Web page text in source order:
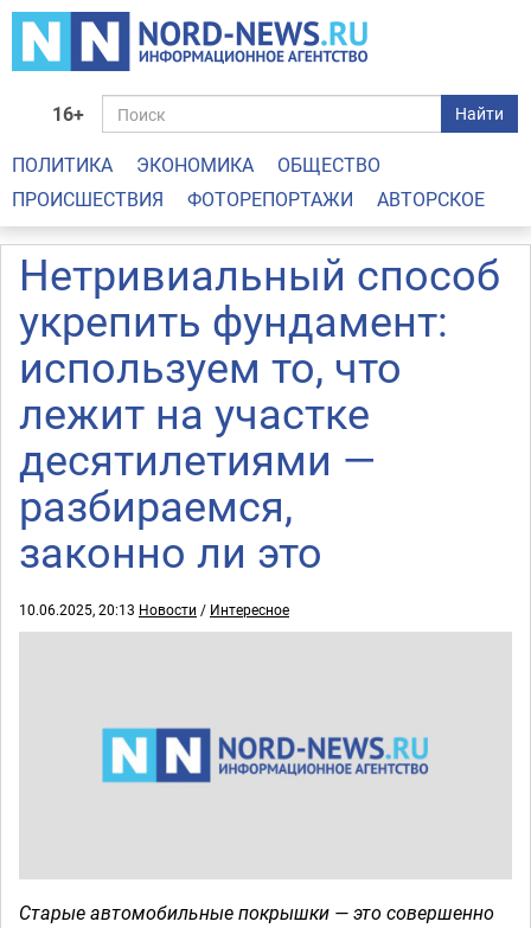
16+ Найти
ПОЛИТИКА ЭКОНОМИКА
ОБЩЕСТВО
ПРОИСШЕСТВИЯ
ФОТОРЕПОРТАЖИ АВТОРСКОЕ
Нетривиальный способ
укрепить фундамент:
используем то, что
лежит на участке
десятилетиями —
разбираемся,
законно ли это
10.06.2025, 20:13 Новости / Интересное
Старые автомобильные покрышки — это совершенно